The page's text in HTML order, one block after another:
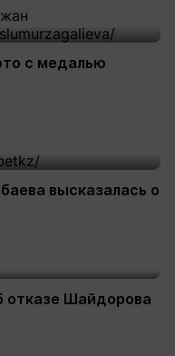
с медалью
высказалась о
отказе Шайдорова